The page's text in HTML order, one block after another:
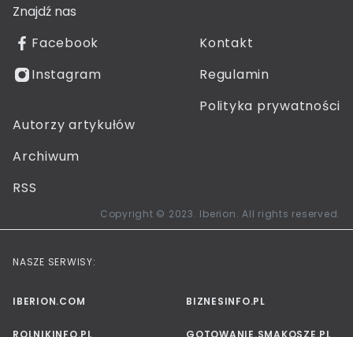
Znajdź nas
Facebook
Instagram
Kontakt
Regulamin
Polityka prywatności
Autorzy artykułów
Archiwum
RSS
Copyright © 2023. Iberion. All rights reserved.
NASZE SERWISY:
IBERION.COM BIZNESINFO.PL
ROLNIKINFO.PL GOTOWANIE.SMAKOSZE.PL